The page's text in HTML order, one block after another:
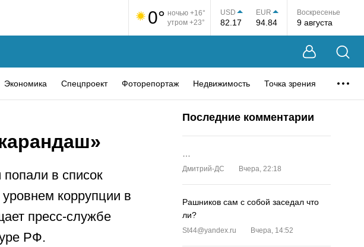
0° ночью +16°
утром +23°
USD
82.17
EUR
94.84
Воскресенье
9 августа
Экономика Спецпроект Фоторепортаж Недвижимость Точка зрения
в список
коррупции в
пресс-службе
РФ.
Последние комментарии
Дмитрий-ДС Вчера, 22:18
Рашников сам с собой заседал что
ли?
St44@yandex.ru Вчера, 14:52